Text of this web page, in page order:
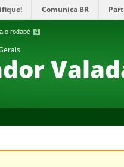
o rodapé 4
Comunica BR